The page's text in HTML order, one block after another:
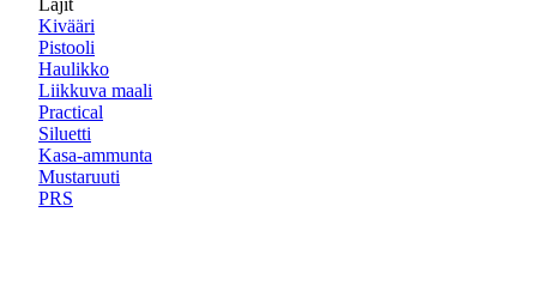
Lajit
Kivääri
Pistooli
Haulikko
Liikkuva maali
Practical
Siluetti
Kasa-ammunta
Mustaruuti
PRS